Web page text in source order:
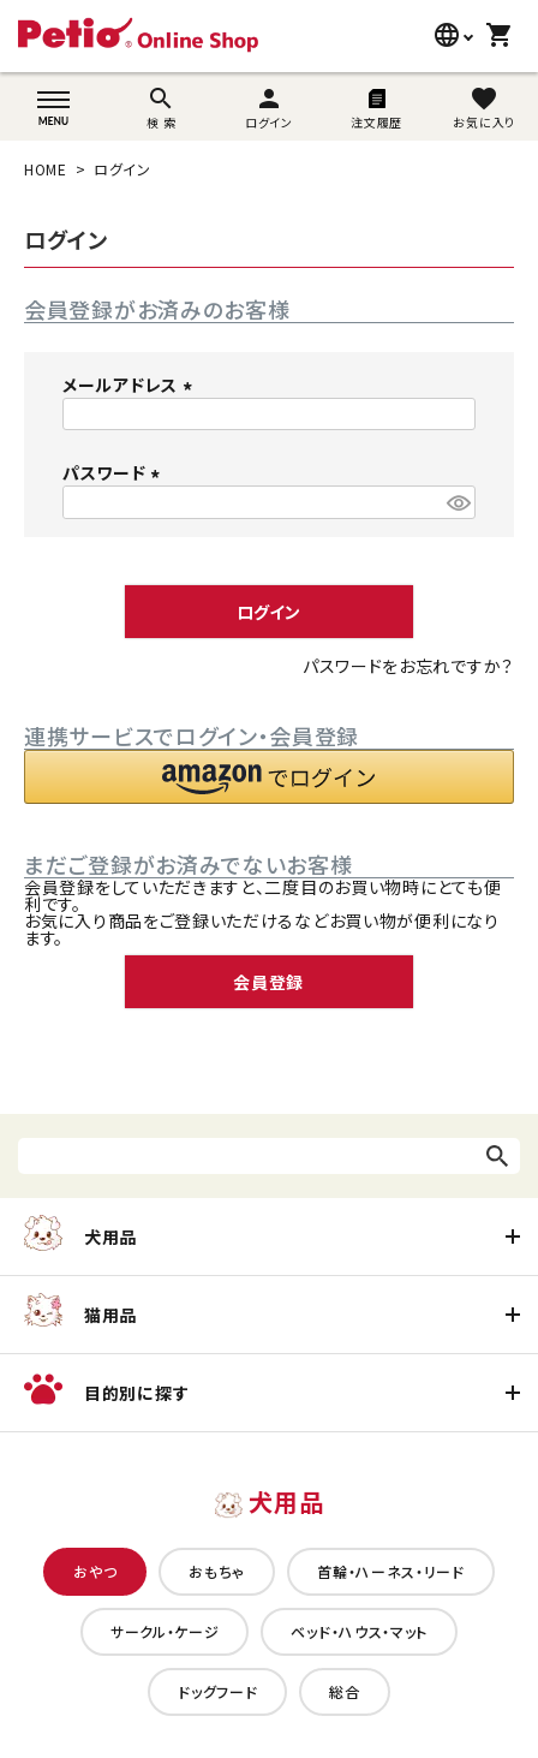
language
wovn-lang-name
shopping_cart
search
検 索
person
ログイン 注文履歴
favorite
お気に入り
search
うさぎ用品
ブランド別に探す
目的別に探す
SNS
ようこそ ゲスト 様
person 新規会員登録
HOME ログイン
ログイン
会員登録がお済みのお客様
メールアドレス
パスワード
)
ログイン
パスワードをお忘れですか？
連携サービスでログイン・会員登録
まだご登録がお済みでないお客様
会員登録をしていただきますと、二度目のお買い物時にとても便
利です。
お気に入り商品をご登録いただけるなどお買い物が便利になり
ます。
会員登録
犬用品
猫用品
目的別に探す
犬用品
おやつ おもちゃ 首輪・ハーネス・リード
サークル・ケージ ベッド・ハウス・マット
ドッグフード 総合